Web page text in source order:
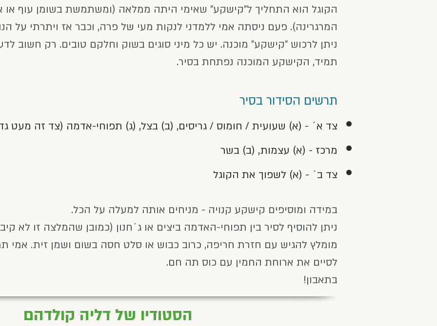
הקוגל הוא התחליך ל"קישקע" שאימי היתה ממלאה (ומשתמשת בשומן עוף או
המרגרינה). פעם ניסתה אמי ללמדני לנקות מעי של פרה, וכבר אז ויתרתי על
ניתן לרכוש "קישקע" מוכנה. יש כל מיני סוגים בשוק וחלקם טובים. רק חשוב
תמיד, הקישקע המוכנה נפתחת בסיר.
תרשים הסידור בסיר
צד א´ - (א) שעועית / חומוס / גריסים, (ב) בצל, (ג) תפוחי-אדמה (צד זה מעט
מרכז - (א) עצמות, (ב) בשר
צד ב´ - (א) לשפוך את הקוגל
במידה ומוסיפים קישקע קנויה - מניחים אותה למעלה על הכל.
ניתן להוסיף לסיר בין תפוחי-האדמה ביצים או ג´חנון (כמובן שהמלצה זו לא
מומלץ להגיש עם חזרת חריפה, כרוב כבוש או סלט חסה בשום ושמן זית. אמי
לסיים את ארוחת החמין עם כוס תה חם.
בתאבון!
הסטודיו של דליה קולדהם